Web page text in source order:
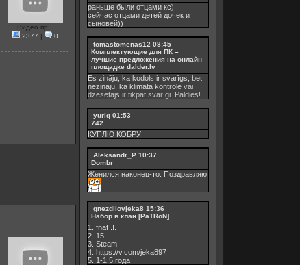
Видео пр...
2377 | 0
раньше были отцами кс)
сейчас отцами детей дочек и
сыновей))
tomastomenas12 08:45
Комплектующие для ПК –
лучшие предложения на онлайн
площадке dalder.lv
Es zināju, ka kodols ir svarīgs, bet
nezināju, ka klimata kontrole vai
dzesētājs ir tikpat svarīgi. Paldies!
yuriq 01:53
742
КУПЛЮ КОБРУ
Aleksandr_P 10:37
Dombr
Женился наконец-то. Поздравляю
gnezdilovjeka8 15:36
Набор в клан [PaTRoN]
1. fnaf .!.
2. 15
3. Steam
4. https://v.com/jeka897
5. 1-1,5 годa